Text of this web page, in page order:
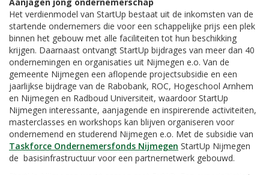
Aanjagen jong ondernemerschap
Het verdienmodel van StartUp bestaat uit de inkomsten van de
startende ondernemers die voor een schappelijke prijs een plek
binnen het gebouw met alle faciliteiten tot hun beschikking
krijgen. Daarnaast ontvangt StartUp bijdrages van meer dan 40
ondernemingen en organisaties uit Nijmegen e.o. Van de
gemeente Nijmegen een aflopende projectsubsidie en een
jaarlijkse bijdrage van de Rabobank, ROC, Hogeschool Arnhem
en Nijmegen en Radboud Universiteit, waardoor StartUp
Nijmegen interessante, aanjagende en inspirerende activiteiten,
masterclasses en workshops kan blijven organiseren voor
ondernemend en studerend Nijmegen e.o. Met de subsidie van
Taskforce Ondernemersfonds Nijmegen StartUp Nijmegen
de basisinfrastructuur voor een partnernetwerk gebouwd.